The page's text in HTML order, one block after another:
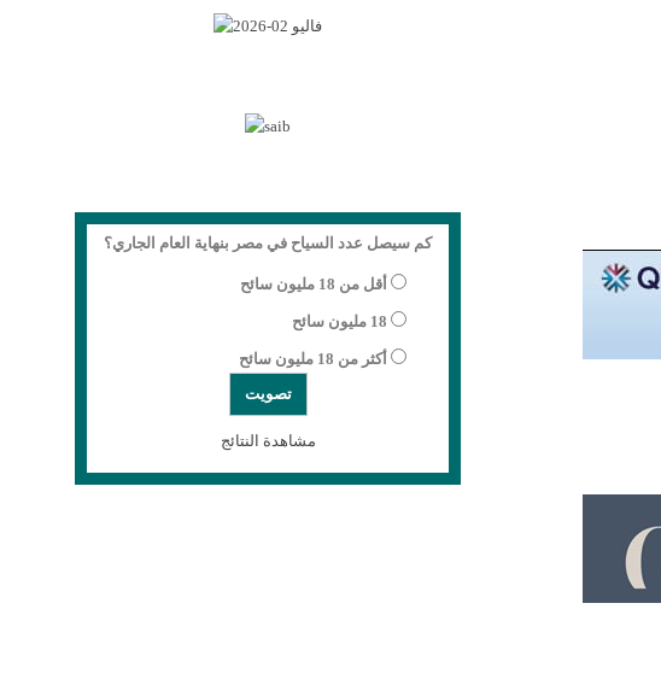
كم سيصل عدد السياح في مصر بنهاية العام الجاري؟
أقل من 18 مليون سائح
18 مليون سائح
أكثر من 18 مليون سائح
مشاهدة النتائج